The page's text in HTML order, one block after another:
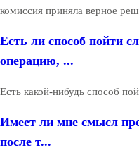
комиссия приняла верное
Есть ли способ пойти
операцию, ...
Есть какой-нибудь способ
Имеет ли мне смысл
после т...